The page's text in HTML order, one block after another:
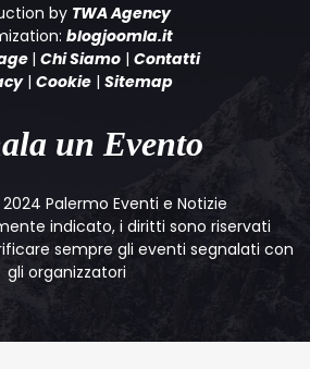
by TWA Agency
blogjoomla.it
| Chi Siamo| Contatti
| Cookie | Sitemap
un Evento
Palermo Eventi e Notizie
indicato, i diritti sono riservati
sempre gli eventi segnalati con
gli organizzatori